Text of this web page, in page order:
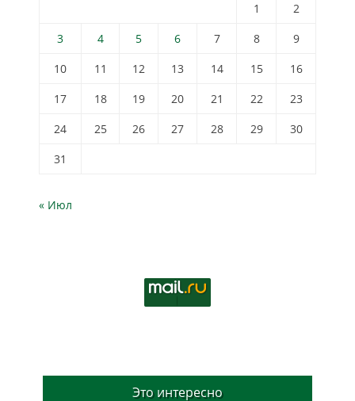
1
2
3
4 5 6 7 8
9
10
11 12 13 14 15
16
17
18 19 20 21 22
23
24
25 26 27 28 29
30
31
« Июл
Это интересно